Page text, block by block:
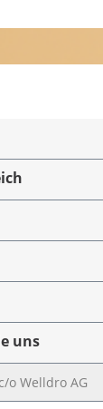
uns
o Welldro AG